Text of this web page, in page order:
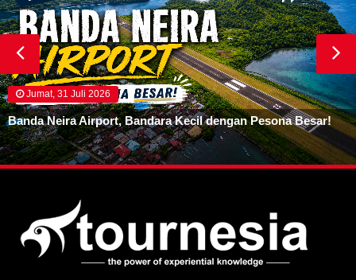
Jumat, 31 Juli 2026
Banda Neira Airport, Bandara Kecil dengan Pesona Besar!